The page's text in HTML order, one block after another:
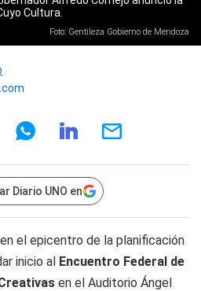
Cultura.
Foto: Gentileza Gobierno de Mendoza
Diario UNO en
el epicentro de la planificación
inicio al Encuentro Federal de
en el Auditorio Ángel